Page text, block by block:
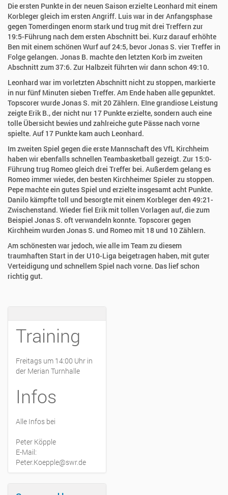
Die ersten Punkte in der neuen Saison erzielte Leonhard mit einem
Korbleger gleich im ersten Angriff. Luis war in der Anfangsphase
gegen Tomerdingen enorm stark und trug mit drei Treffern zur
19:5-Führung nach dem ersten Abschnitt bei. Kurz darauf erhöhte
Ben mit einem schönen Wurf auf 24:5, bevor Jonas S. vier Treffer in
Folge gelangen. Jonas B. machte den letzten Korb im zweiten
Abschnitt zum 37:6. Zur Halbzeit führten wir dann schon 49:10.
Leonhard war im vorletzten Abschnitt nicht zu stoppen, markierte
in nur fünf Minuten sieben Treffer. Am Ende haben alle gepunktet.
Topscorer wurde Jonas S. mit 20 Zählern. EIne grandiose Leistung
zeigte Erik B., der nicht nur 17 Punkte erzielte, sondern auch eine
tolle Übersicht bewies und zahlreiche gute Pässe nach vorne
spielte. Auf 17 Punkte kam auch Leonhard.
Im zweiten Spiel gegen die erste Mannschaft des VfL Kirchheim
haben wir ebenfalls schnellen Teambasketball gezeigt. Zur 15:0-
Führung trug Romeo gleich drei Treffer bei. Außerdem gelang es
Romeo immer wieder, den besten Kirchheimer Spieler zu stoppen.
Pepe machte ein gutes Spiel und erzielte insgesamt acht Punkte.
Danilo kämpfte toll und besorgte mit einem Korbleger den 49:21-
Zwischenstand. Wieder fiel Erik mit tollen Vorlagen auf, die zum
Beispiel Jonas S. oft verwandeln konnte. Topscorer gegen
Kirchheim wurden Jonas S. und Romeo mit 18 und 10 Zählern.
Am schönesten war jedoch, wie alle im Team zu diesem
traumhaften Start in der U10-Liga beigetragen haben, mit guter
Verteidigung und schnellem Spiel nach vorne. Das lief schon
richtig gut.
Training
Freitags um 14:00 Uhr in
der Merian Turnhalle
Infos
Alle Infos bei
Peter Köpple
E-Mail:
Peter.Koepple@swr.de